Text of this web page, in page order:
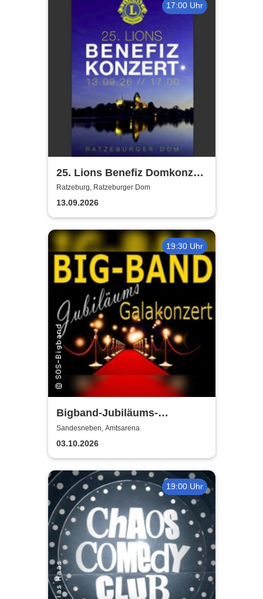
17:00 Uhr
25. Lions Benefiz Domkonzert
Ratzeburg
Ratzeburg, Ratzeburger Dom
13.09.2026
19:30 Uhr
Bigband-Jubiläums-
Galakonzert
Sandesneben, Amtsarena
03.10.2026
19:00 Uhr